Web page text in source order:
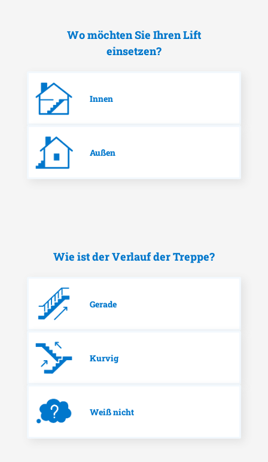
Wo möchten Sie Ihren Lift
einsetzen?
Innen
Außen
Wie ist der Verlauf der Treppe?
Gerade
Kurvig
Weiß nicht